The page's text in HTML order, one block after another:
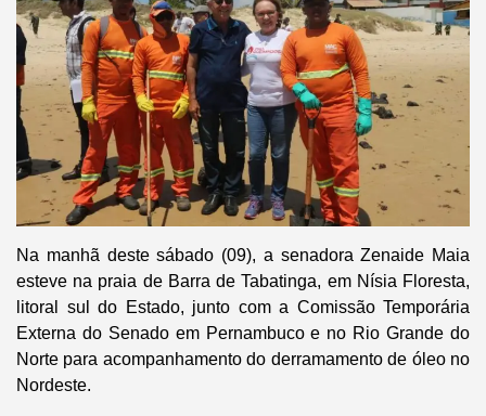
Na manhã deste sábado (09), a senadora Zenaide Maia
esteve na praia de Barra de Tabatinga, em Nísia Floresta,
litoral sul do Estado, junto com a Comissão Temporária
Externa do Senado em Pernambuco e no Rio Grande do
Norte para acompanhamento do derramamento de óleo no
Nordeste.